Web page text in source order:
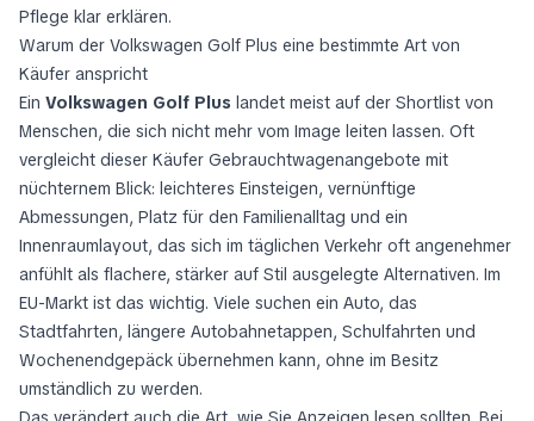
Pflege klar erklären.
Warum der Volkswagen Golf Plus eine bestimmte Art von
Käufer anspricht
Ein Volkswagen Golf Plus landet meist auf der Shortlist von
Menschen, die sich nicht mehr vom Image leiten lassen. Oft
vergleicht dieser Käufer Gebrauchtwagenangebote mit
nüchternem Blick: leichteres Einsteigen, vernünftige
Abmessungen, Platz für den Familienalltag und ein
Innenraumlayout, das sich im täglichen Verkehr oft angenehmer
anfühlt als flachere, stärker auf Stil ausgelegte Alternativen. Im
EU-Markt ist das wichtig. Viele suchen ein Auto, das
Stadtfahrten, längere Autobahnetappen, Schulfahrten und
Wochenendgepäck übernehmen kann, ohne im Besitz
umständlich zu werden.